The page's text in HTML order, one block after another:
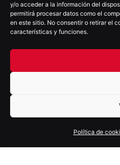
y/o acceder a la información del
permitirá procesar datos como el
en este sitio. No consentir o retirar el
características y funciones.
Política de
(+34) 922
C/Villalba